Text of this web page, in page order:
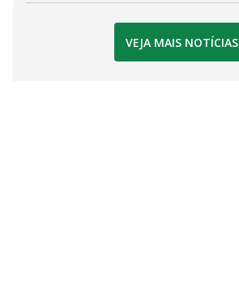
VEJA MAIS NOTÍCIAS